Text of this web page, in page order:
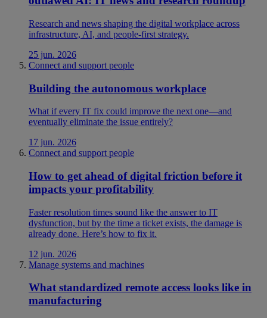
Research and news shaping the digital workplace across
infrastructure, AI, and people-first strategy.
25 jun. 2026
Connect and support people
Building the autonomous workplace
What if every IT fix could improve the next one—and
eventually eliminate the issue entirely?
17 jun. 2026
Connect and support people
How to get ahead of digital friction before it
impacts your profitability
Faster resolution times sound like the answer to IT
dysfunction, but by the time a ticket exists, the damage is
already done. Here’s how to fix it.
12 jun. 2026
Manage systems and machines
What standardized remote access looks like in
manufacturing